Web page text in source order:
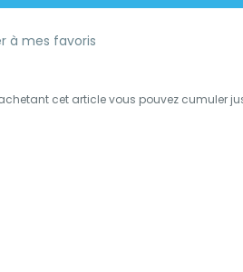
cet article vous pouvez cumuler
à mes favoris